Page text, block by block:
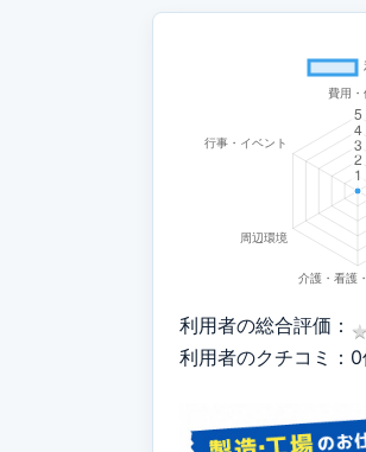
利用者の総合評価： ★
★
利用者のクチコミ：